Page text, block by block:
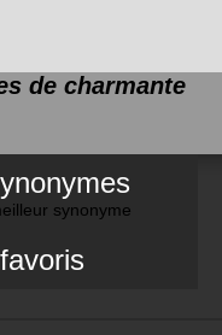
de charmante
synonyme